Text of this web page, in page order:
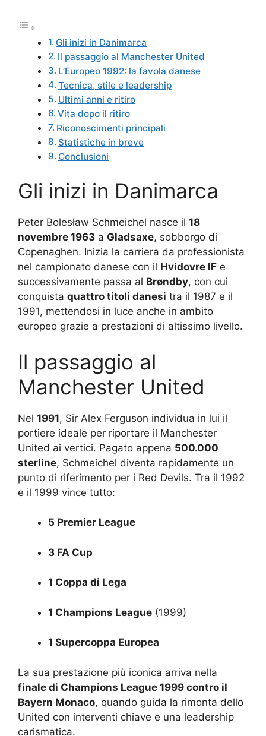
Gli inizi in Danimarca
Il passaggio al Manchester United
L’Europeo 1992: la favola danese
Tecnica, stile e leadership
Ultimi anni e ritiro
Vita dopo il ritiro
Riconoscimenti principali
Statistiche in breve
Conclusioni
Gli inizi in Danimarca
Peter Bolesław Schmeichel nasce il 18
novembre 1963 a Gladsaxe, sobborgo di
Copenaghen. Inizia la carriera da professionista
nel campionato danese con il Hvidovre IF e
successivamente passa al Brøndby, con cui
conquista quattro titoli danesi tra il 1987 e il
1991, mettendosi in luce anche in ambito
europeo grazie a prestazioni di altissimo livello.
Il passaggio al
Manchester United
Nel 1991, Sir Alex Ferguson individua in lui il
portiere ideale per riportare il Manchester
United ai vertici. Pagato appena 500.000
sterline, Schmeichel diventa rapidamente un
punto di riferimento per i Red Devils. Tra il 1992
e il 1999 vince tutto:
5 Premier League
3 FA Cup
1 Coppa di Lega
1 Champions League (1999)
1 Supercoppa Europea
La sua prestazione più iconica arriva nella
finale di Champions League 1999 contro il
Bayern Monaco, quando guida la rimonta dello
United con interventi chiave e una leadership
carismatica.